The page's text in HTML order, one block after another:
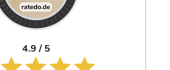
4.9 / 5